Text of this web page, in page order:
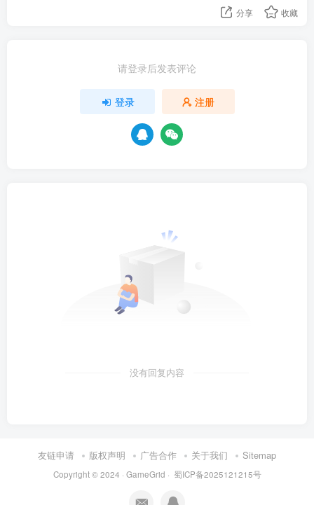
分享 收藏
请登录后发表评论
登录 注册
没有回复内容
友链申请 版权声明 广告合作 关于我们 Sitemap
Copyright © 2024 · GameGrid · 蜀ICP备2025121215号